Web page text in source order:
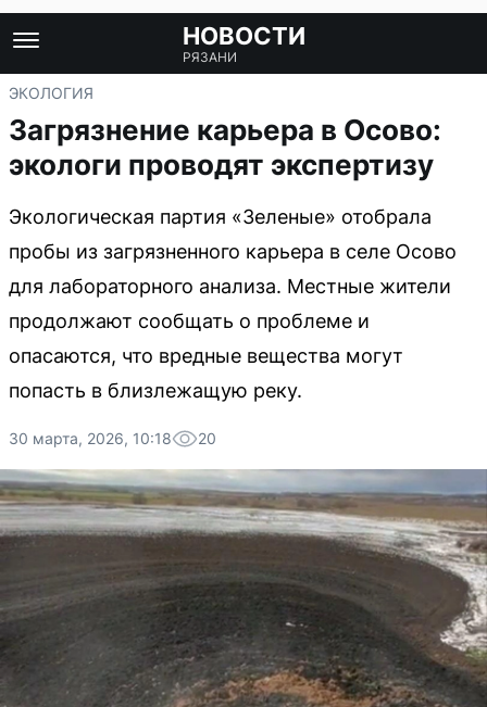
НОВОСТИ
РЯЗАНИ
ЭКОЛОГИЯ
Загрязнение карьера в Осово:
экологи проводят экспертизу
Экологическая партия «Зеленые» отобрала
пробы из загрязненного карьера в селе Осово
для лабораторного анализа. Местные жители
продолжают сообщать о проблеме и
опасаются, что вредные вещества могут
попасть в близлежащую реку.
30 марта, 2026, 10:18 20